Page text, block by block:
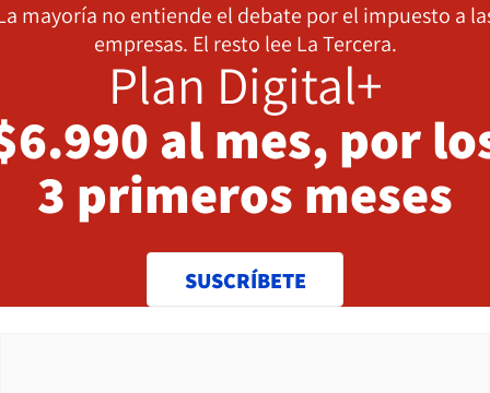
mayoría no entiende el debate por el impuesto a
empresas. El resto lee La Tercera.
Plan Digital+
al mes, por
3 primeros meses
SUSCRÍBETE